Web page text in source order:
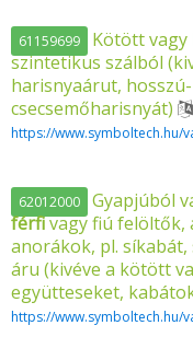
61159699 Kötött
szintetikus szálból
harisnyaárut,
csecsemőharisnyát)
https://www.symboltech.hu/
62012000
Gyapjúból
férfivagy fiú felöltők,
anorákok, pl. síkabát,
áru (kivéve a kötött
együtteseket,
https://www.symboltech.hu/